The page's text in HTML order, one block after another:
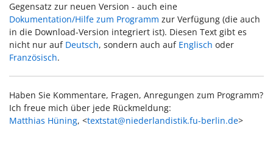
Gegensatz zur neuen Version - auch eine
Dokumentation/Hilfe zum Programm zur Verfügung (die auch
in die Download-Version integriert ist). Diesen Text gibt es
nicht nur auf Deutsch, sondern auch auf Englisch oder
Französisch.
Haben Sie Kommentare, Fragen, Anregungen zum Programm?
Ich freue mich über jede Rückmeldung:
Matthias Hüning, <textstat@niederlandistik.fu-berlin.de>